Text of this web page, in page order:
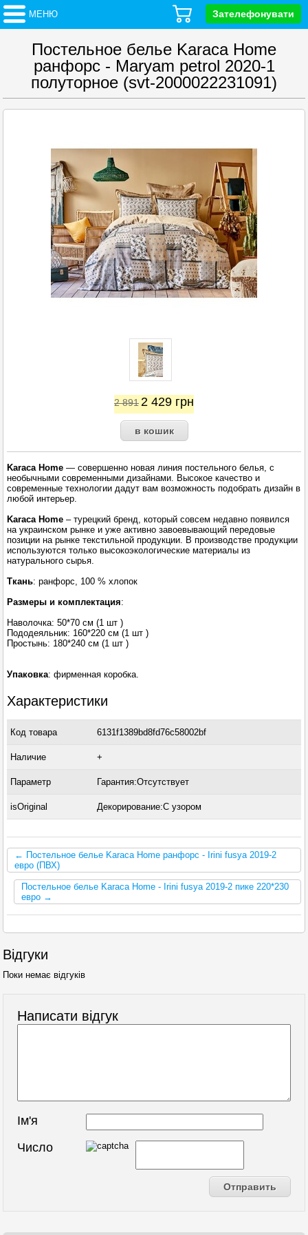
МЕНЮ Зателефонувати
Постельное белье Karaca Home
ранфорс - Maryam petrol 2020-1
полуторное (svt-2000022231091)
2 8912 429 грн
Karaca Home— совершенно новая линия постельного белья, с
необычными современными дизайнами. Высокое качество и
современные технологии дадут вам возможность подобрать дизайн в
любой интерьер.
Karaca Home – турецкий бренд, который совсем недавно появился
на украинском рынке и уже активно завоевывающий передовые
позиции на рынке текстильной продукции. В производстве продукции
используются только высокоэкологические материалы из
натурального сырья.
Ткань: ранфорс, 100 % хлопок
Размеры и комплектация:
Наволочка: 50*70 см (1 шт )
Пододеяльник: 160*220 см (1 шт )
Простынь: 180*240 см (1 шт )
Упаковка: фирменная коробка.
Характеристики
Код товара 6131f1389bd8fd76c58002bf
Наличие +
Параметр Гарантия:Отсутствует
isOriginal Декорирование:С узором
← Постельное белье Karaca Home ранфорс - Irini fusya 2019-2
евро (ПВХ)
Постельное белье Karaca Home - Irini fusya 2019-2 пике 220*230
евро →
Відгуки
Поки немає відгуків
Написати відгук
Ім'я
Число